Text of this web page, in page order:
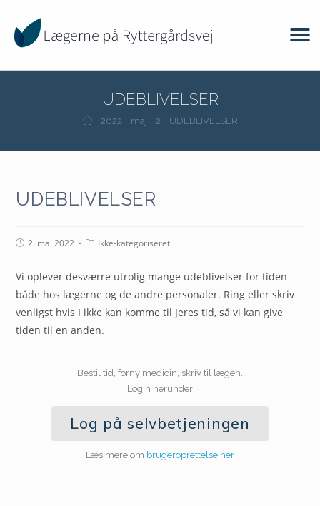
UDEBLIVELSER
2022 maj 2 UDEBLIVELSER
UDEBLIVELSER
2. maj 2022 Ikke-kategoriseret
Vi oplever desværre utrolig mange udeblivelser for tiden
både hos lægerne og de andre personaler. Ring eller skriv
venligst hvis I ikke kan komme til Jeres tid, så vi kan give
tiden til en anden.
Bestil tid, forny medicin, skriv til lægen.
Login herunder
Log på selvbetjeningen
Læs mere om brugeroprettelse her